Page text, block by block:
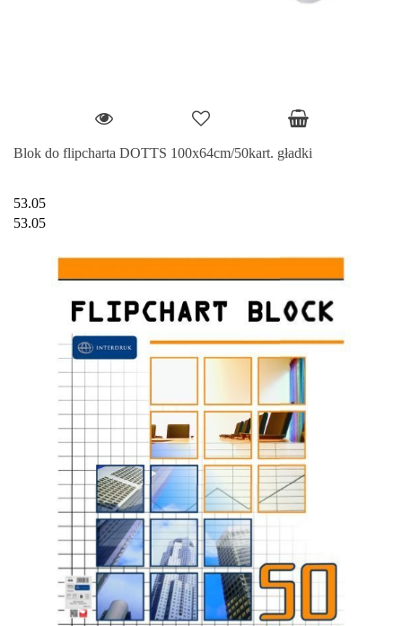
Blok do flipcharta DOTTS 100x64cm/50kart. gładki
53.05
53.05